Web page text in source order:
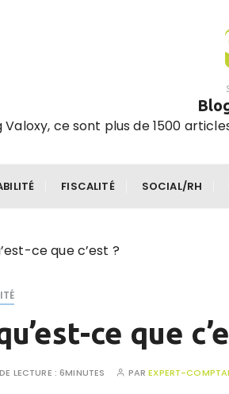
Valoxy, ce sont plus de 1500
FISCALITÉ SOCIAL/RH
ce que c’est ?
ce que
LECTURE :6MINUTES PAREXPERT-